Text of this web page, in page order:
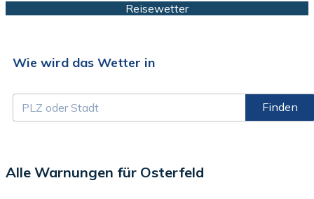
Reisewetter
Wie wird das Wetter in
Finden
Alle Warnungen für Osterfeld